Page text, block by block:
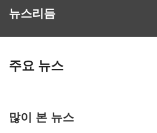
뉴스리듬
주요 뉴스
많이 본 뉴스